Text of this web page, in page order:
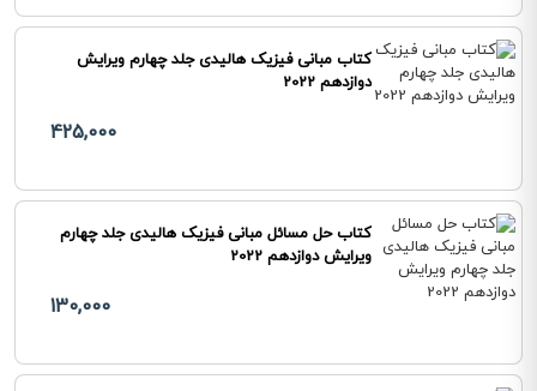
کتاب مبانی فیزیک هالیدی جلد چهارم ویرایش
دوازدهم 2022
425,000
کتاب حل مسائل مبانی فیزیک هالیدی جلد چهارم
ویرایش دوازدهم 2022
130,000